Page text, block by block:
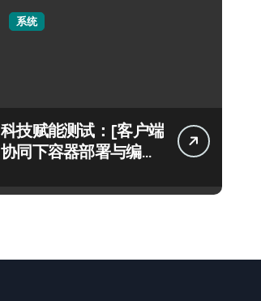
系统
科技赋能测试：[客户端
协同下容器部署与编排